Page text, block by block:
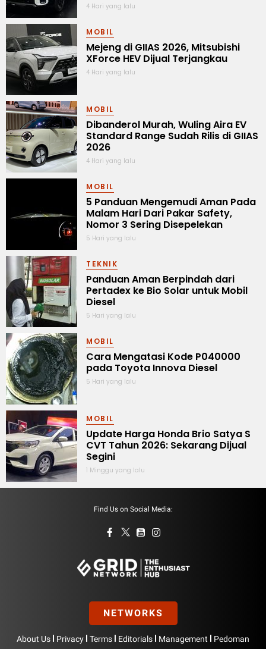
4 Hari yang lalu
MOBIL
Mejeng di GIIAS 2026, Mitsubishi
XForce HEV Dijual Terjangkau
4 Hari yang lalu
MOBIL
Dibanderol Murah, Wuling Aira EV
Standard Range Sudah Rilis di GIIAS
2026
4 Hari yang lalu
MOBIL
5 Panduan Mengemudi Aman Pada
Malam Hari Dari Pakar Safety,
Nomor 3 Sering Disepelekan
5 Hari yang lalu
TEKNIK
Panduan Aman Berpindah dari
Pertadex ke Bio Solar untuk Mobil
Diesel
5 Hari yang lalu
MOBIL
Cara Mengatasi Kode P040000
pada Toyota Innova Diesel
5 Hari yang lalu
MOBIL
Update Harga Honda Brio Satya S
CVT Tahun 2026: Sekarang Dijual
Segini
1 Minggu yang lalu
Find Us on Social Media:
NETWORKS
About Us | Privacy | Terms | Editorials | Management | Pedoman